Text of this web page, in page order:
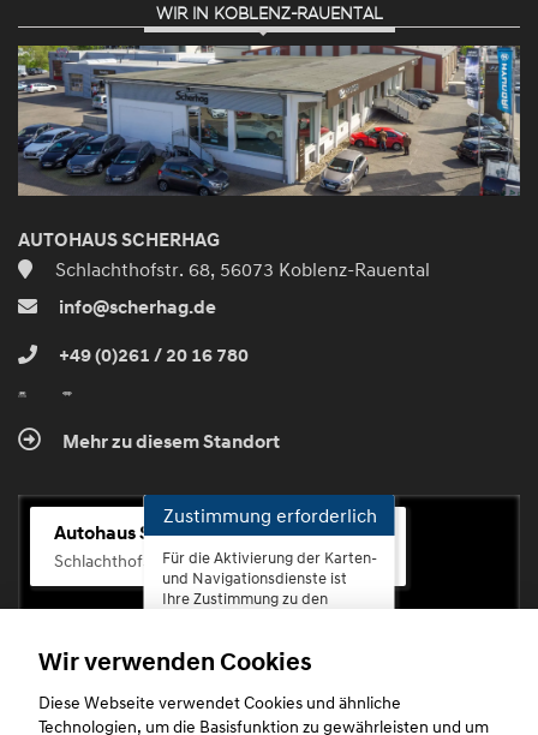
Zustimmen
und
aktivieren
WIR IN KOBLENZ-RAUENTAL
AUTOHAUS SCHERHAG
Schlachthofstr. 68, 56073 Koblenz-Rauental
info@scherhag.de
+49 (0)261 / 20 16 780
Mehr zu diesem Standort
Autohaus Scherhag
Schlachthofstr. 68, 56073 Koblenz-Rauental
Zustimmung erforderlich
Für die Aktivierung der Karten-
und Navigationsdienste ist
Ihre Zustimmung zu den
erforderlich.
Zustimmen
Wir verwenden Cookies
Diese Webseite verwendet Cookies und ähnliche
Technologien, um die Basisfunktion zu gewährleisten und um